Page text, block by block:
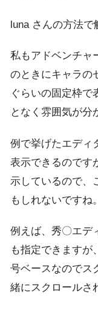
luna さんの方法で
私もアドベンチャ
のときにキャラの
ぐらいの固定枠で
となく雰囲気が分
例で挙げたエディ
表示できるのです
示しているので、
もしれないですね。
例えば、秀〇エデ
も指定できますが
号ベースなのでス
緒にスクロールさ